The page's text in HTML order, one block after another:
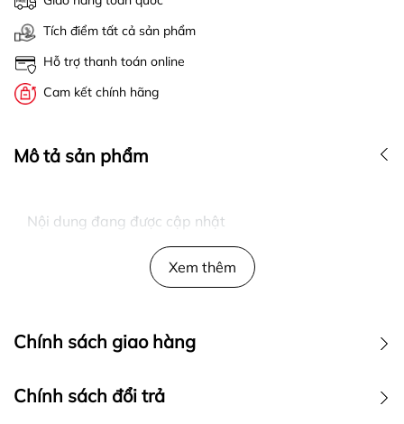
Tích điểm tất cả sản phẩm
Hỗ trợ thanh toán online
Cam kết chính hãng
Mô tả sản phẩm
Nội dung đang được cập nhật
Xem thêm
Chính sách giao hàng
Chính sách đổi trả